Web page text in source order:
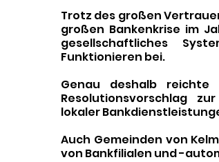
Trotz des großen
großen Bankenkrise im
gesellschaftliches
Funktionieren bei.
Genau deshalb reichte
Resolutionsvorschlag
lokaler
Auch Gemeinden von
von Bankfilialen und -